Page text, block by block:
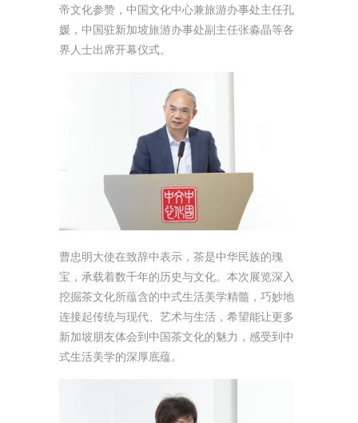
帝文化参赞，中国文化中心兼旅游办事处主任孔
媛，中国驻新加坡旅游办事处副主任张淼晶等各
界人士出席开幕仪式。
曹忠明大使在致辞中表示，茶是中华民族的瑰
宝，承载着数千年的历史与文化。本次展览深入
挖掘茶文化所蕴含的中式生活美学精髓，巧妙地
连接起传统与现代、艺术与生活，希望能让更多
新加坡朋友体会到中国茶文化的魅力，感受到中
式生活美学的深厚底蕴。